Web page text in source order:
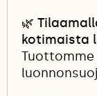
🌿
kotimaista